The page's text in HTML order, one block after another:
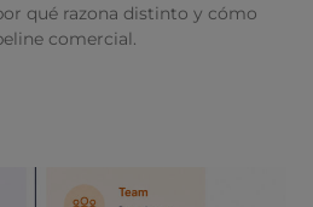
qué razona distinto y cómo
comercial.